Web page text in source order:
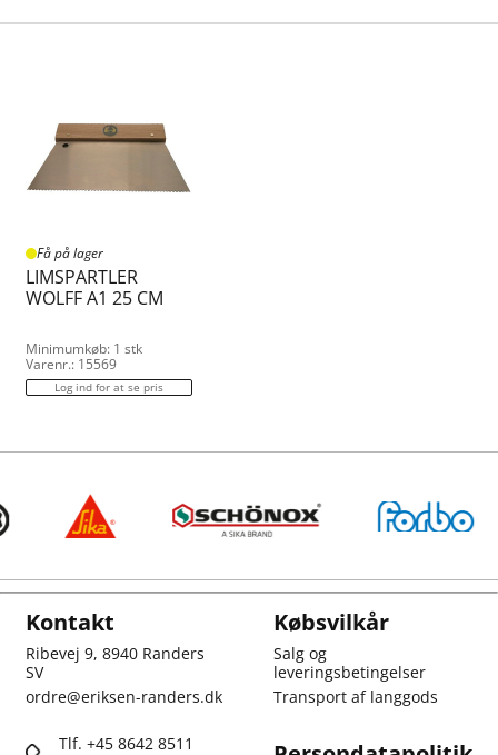
Få på lager
LIMSPARTLER
WOLFF A1 25 CM
Minimumkøb: 1 stk
Varenr.: 15569
Log ind for at se pris
Kontakt
Ribevej 9, 8940 Randers
SV
ordre@eriksen-randers.dk
Tlf. +45 8642 8511
Købsvilkår
Salg og
leveringsbetingelser
Transport af langgods